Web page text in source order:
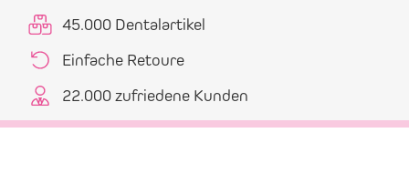
45.000 Dentalartikel
Einfache Retoure
22.000 zufriedene Kunden